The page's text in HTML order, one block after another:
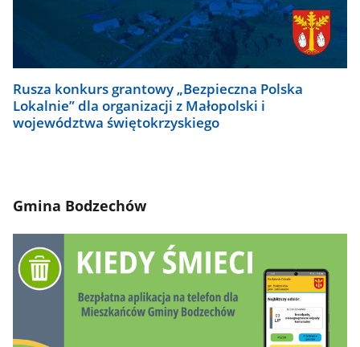
Rusza konkurs grantowy „Bezpieczna Polska
Lokalnie” dla organizacji z Małopolski i
województwa świętokrzyskiego
Gmina Bodzechów